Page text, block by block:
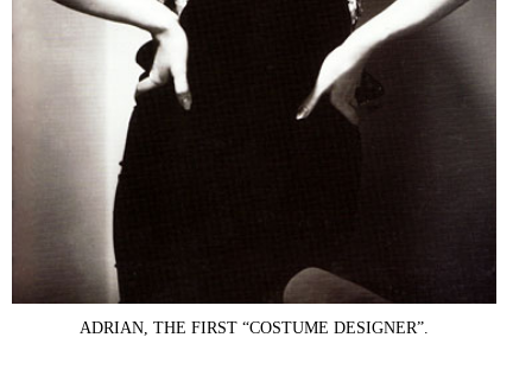
ADRIAN, THE FIRST “COSTUME DESIGNER”.